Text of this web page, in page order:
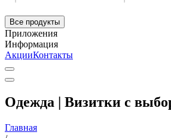
Все продукты
Приложения
Информация
АкцииКонтакты
Одежда | Визитки с
Главная